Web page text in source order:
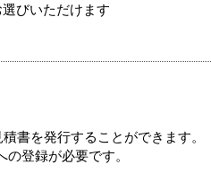
びいただけます
書を発行することができます。
登録が必要です。